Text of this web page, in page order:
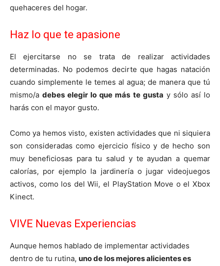
quehaceres del hogar.
Haz lo que te apasione
El ejercitarse no se trata de realizar actividades
determinadas. No podemos decirte que hagas natación
cuando simplemente le temes al agua; de manera que tú
mismo/adebes elegir lo que más te gusta y sólo así lo
harás con el mayor gusto.
Como ya hemos visto, existen actividades que ni siquiera
son consideradas como ejercicio físico y de hecho son
muy beneficiosas para tu salud y te ayudan a quemar
calorías, por ejemplo la jardinería o jugar videojuegos
activos, como los del Wii, el PlayStation Move o el Xbox
Kinect.
VIVE Nuevas Experiencias
Aunque hemos hablado de implementar actividades
dentro de tu rutina, uno de los mejores alicientes es